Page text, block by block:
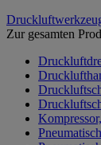
Zur gesamten